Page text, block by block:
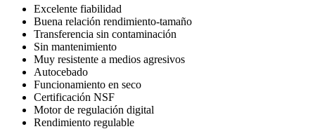
Excelente fiabilidad
Buena relación rendimiento-tamaño
Transferencia sin contaminación
Sin mantenimiento
Muy resistente a medios agresivos
Autocebado
Funcionamiento en seco
Certificación NSF
Motor de regulación digital
Rendimiento regulable